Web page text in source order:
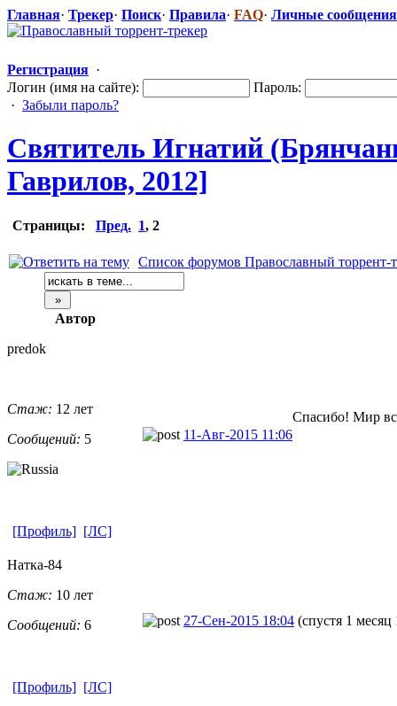
Главная· Трекер· Поиск· Правила· FAQ· Личные сообщения
Регистрация ·
Логин (имя на сайте):
Пароль:
· Забыли пароль?
Святитель Игнатий
Гаврилов, 2012]
Страницы: Пред. 1, 2
Список форумов Православный торрент-
Автор
predok
Стаж: 12 лет
Сообщений: 5 11-Авг-2015 11:06
Спасибо! Мир
[Профиль] [ЛС]
Натка-84
Стаж: 10 лет
Сообщений: 6 27-Сен-2015 18:04 (спустя 1 месяц
[Профиль] [ЛС]